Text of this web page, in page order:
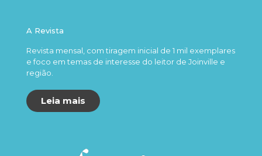
A Revista
Revista mensal, com tiragem inicial de 1 mil exemplares
e foco em temas de interesse do leitor de Joinville e
região.
Leia mais